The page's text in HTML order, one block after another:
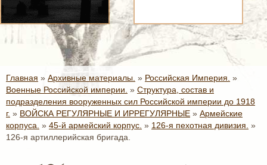
Главная » Архивные материалы. » Российская Империя. »
Военные Российской империи. » Структура, состав и
подразделения вооруженных сил Российской империи до 1918
г. » ВОЙСКА РЕГУЛЯРНЫЕ И ИРРЕГУЛЯРНЫЕ » Армейские
корпуса. » 45-й армейский корпус. » 126-я пехотная дивизия. »
126-я артиллерийская бригада.